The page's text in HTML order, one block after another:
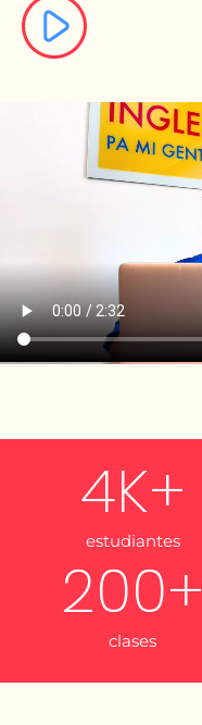
estudiantes
4K+
clases
200+